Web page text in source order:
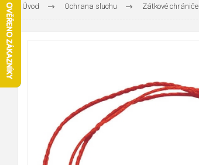
Úvod Ochrana sluchu Zátkové chrániče